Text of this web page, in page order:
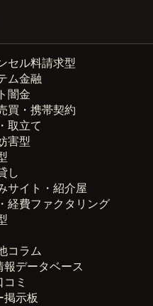
セル料請求型
ム金融
闇金
買・携帯契約
取立て
害型
し
サイト・紹介屋
経費ファクタリング
コラム
報データベース
ミ
掲示板